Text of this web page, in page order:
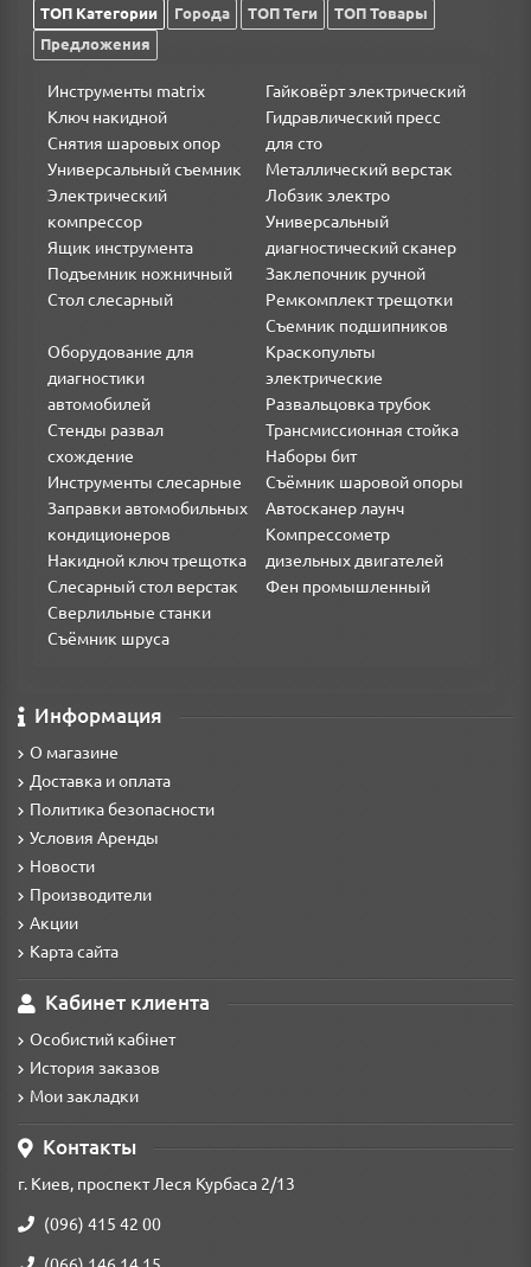
ТОП Категории Города ТОП Теги
ТОП Товары
Предложения
Инструменты matrix
Ключ накидной
Снятия шаровых опор
Универсальный съемник
Электрический
компрессор
Ящик инструмента
Подъемник ножничный
Стол слесарный
Гайковёрт электрический
Гидравлический пресс
для сто
Металлический верстак
Лобзик электро
Универсальный
диагностический сканер
Заклепочник ручной
Ремкомплект трещотки
Съемник подшипников
Оборудование для
диагностики
автомобилей
Стенды развал
схождение
Инструменты слесарные
Заправки автомобильных
кондиционеров
Накидной ключ трещотка
Слесарный стол верстак
Сверлильные станки
Съёмник шруса
Краскопульты
электрические
Развальцовка трубок
Трансмиссионная стойка
Наборы бит
Съёмник шаровой опоры
Автосканер лаунч
Компрессометр
дизельных двигателей
Фен промышленный
Информация
О магазине
Доставка и оплата
Политика безопасности
Условия Аренды
Новости
Производители
Акции
Карта сайта
Кабинет клиента
Особистий кабінет
История заказов
Мои закладки
Контакты
г. Киев, проспект Леся Курбаса 2/13
(096) 415 42 00